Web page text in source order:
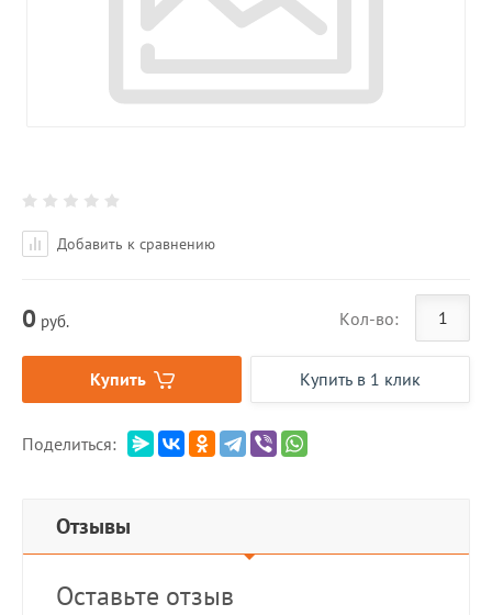
Добавить к сравнению
0 руб. Кол-во:
Купить Купить в 1 клик
Поделиться:
Отзывы
Оставьте отзыв